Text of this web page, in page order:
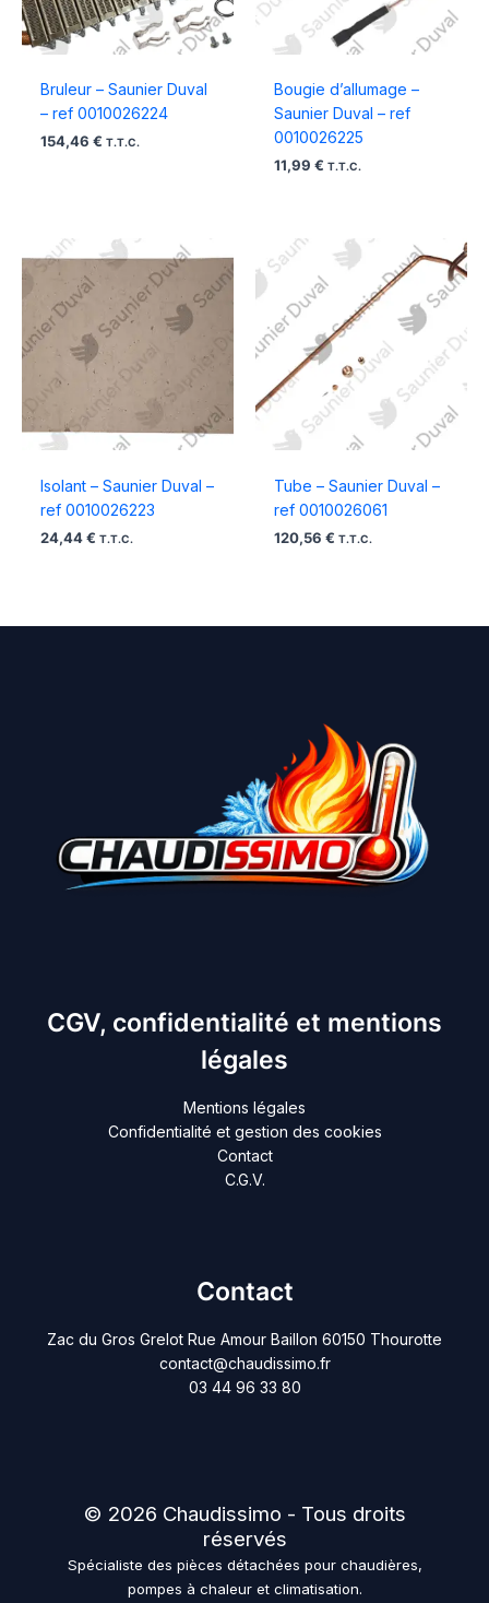
Bruleur – Saunier Duval
– ref 0010026224
154,46 € T.T.C.
Bougie d’allumage –
Saunier Duval – ref
0010026225
11,99 € T.T.C.
Isolant – Saunier Duval –
ref 0010026223
24,44 € T.T.C.
Tube – Saunier Duval –
ref 0010026061
120,56 € T.T.C.
CGV, confidentialité et mentions
légales
Mentions légales
Confidentialité et gestion des cookies
Contact
C.G.V.
Contact
Zac du Gros Grelot Rue Amour Baillon 60150 Thourotte
contact@chaudissimo.fr
03 44 96 33 80
© 2026 Chaudissimo - Tous droits
réservés
Spécialiste des pièces détachées pour chaudières,
pompes à chaleur et climatisation.